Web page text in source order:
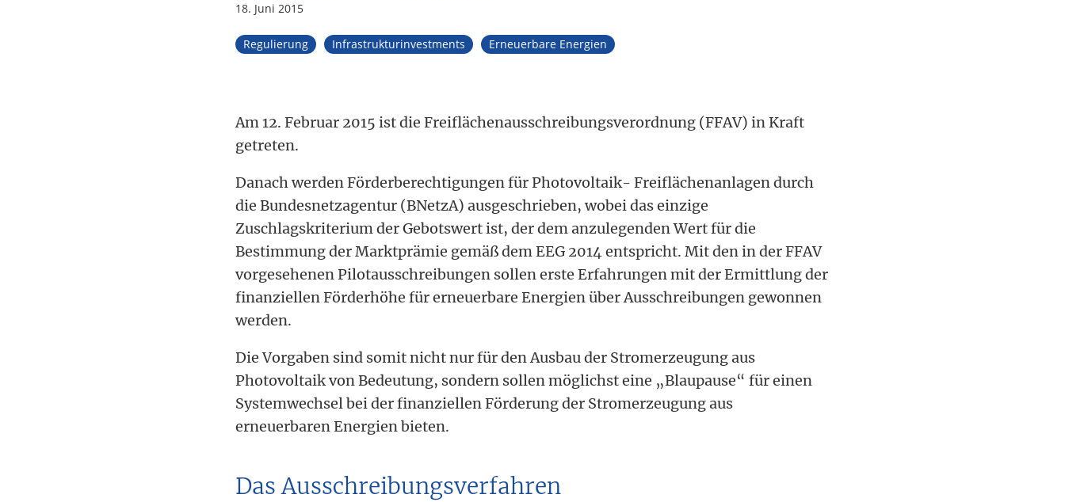
18. Juni 2015
Regulierung Infrastrukturinvestments Erneuerbare Energien
Am 12. Februar 2015 ist die Freiflächenausschreibungsverordnung (FFAV) in Kraft
getreten.
Danach werden Förderberechtigungen für Photovoltaik- Freiflächenanlagen durch
die Bundesnetzagentur (BNetzA) ausgeschrieben, wobei das einzige
Zuschlagskriterium der Gebotswert ist, der dem anzulegenden Wert für die
Bestimmung der Marktprämie gemäß dem EEG 2014 entspricht. Mit den in der FFAV
vorgesehenen Pilotausschreibungen sollen erste Erfahrungen mit der Ermittlung der
finanziellen Förderhöhe für erneuerbare Energien über Ausschreibungen gewonnen
werden.
Die Vorgaben sind somit nicht nur für den Ausbau der Stromerzeugung aus
Photovoltaik von Bedeutung, sondern sollen möglichst eine „Blaupause“ für einen
Systemwechsel bei der finanziellen Förderung der Stromerzeugung aus
erneuerbaren Energien bieten.
Das Ausschreibungsverfahren